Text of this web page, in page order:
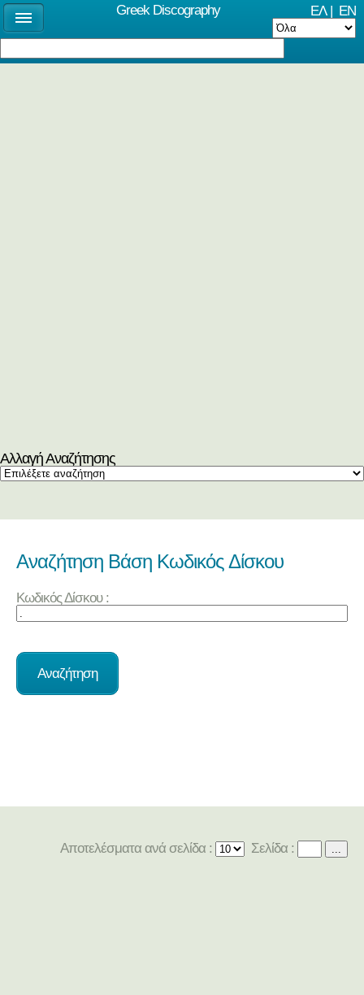
ΕΛ| EN
Αλλαγή Αναζήτησης
Αναζήτηση Βάση Κωδικός Δίσκου
Κωδικός Δίσκου :
Αποτελέσματα ανά σελίδα : Σελίδα : ...
Greek Discography